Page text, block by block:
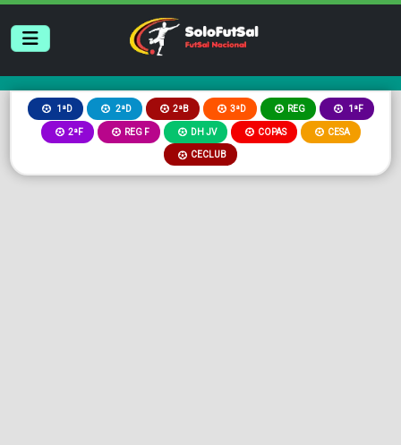
1ªD 2ªD 2ªB 3ªD REG 1ªF
2ªF REG F DH JV COPAS CESA
CECLUB